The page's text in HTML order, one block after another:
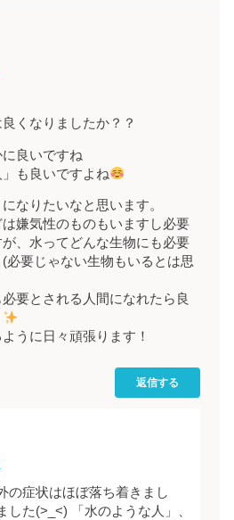
くなりましたか？？
に良いですね
も良いですよね
なりたいなと思います。
嫌気性のものもいますし必要
、水ってどんな生物にも必要
必要じゃない生物もいるとは思
要とされる人間になれたら良
うに日々頑張ります！
返信する
の症状はほぼ落ち着きまし
した(>_<) 「水のような人」、